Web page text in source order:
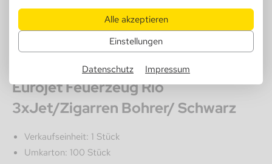
Alle akzeptieren
Einstellungen
Datenschutz Impressum
Eurojet Feuerzeug Rio
3xJet/Zigarren Bohrer/ Schwarz
Verkaufseinheit: 1 Stück
Umkarton: 100 Stück